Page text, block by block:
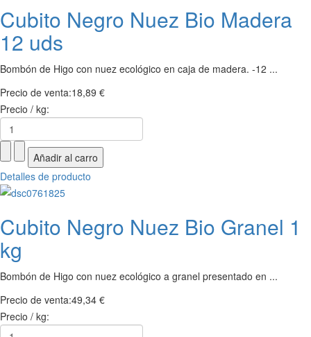
Cubito Negro Nuez Bio Madera
12 uds
Bombón de Higo con nuez ecológico en caja de madera. -12 ...
Precio de venta:18,89 €
Precio / kg:
Detalles de producto
Cubito Negro Nuez Bio Granel 1
kg
Bombón de Higo con nuez ecológico a granel presentado en ...
Precio de venta:49,34 €
Precio / kg: